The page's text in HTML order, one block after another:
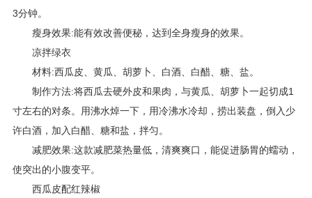
3分钟。
瘦身效果:能有效改善便秘，达到全身瘦身的效果。
凉拌绿衣
材料:西瓜皮、黄瓜、胡萝卜、白酒、白醋、糖、盐。
制作方法:将西瓜去硬外皮和果肉，与黄瓜、胡萝卜一起切成1
寸左右的对条。用沸水焯一下，用冷沸水冷却，捞出装盘，倒入少
许白酒，加入白醋、糖和盐，拌匀。
减肥效果:这款减肥菜热量低，清爽爽口，能促进肠胃的蠕动，
使突出的小腹变平。
西瓜皮配红辣椒